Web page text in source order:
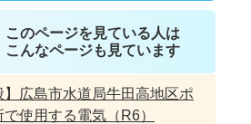
このページを見ている人は
こんなページも見ています
】広島市水道局牛田高地区ポ
で使用する電気（R6）